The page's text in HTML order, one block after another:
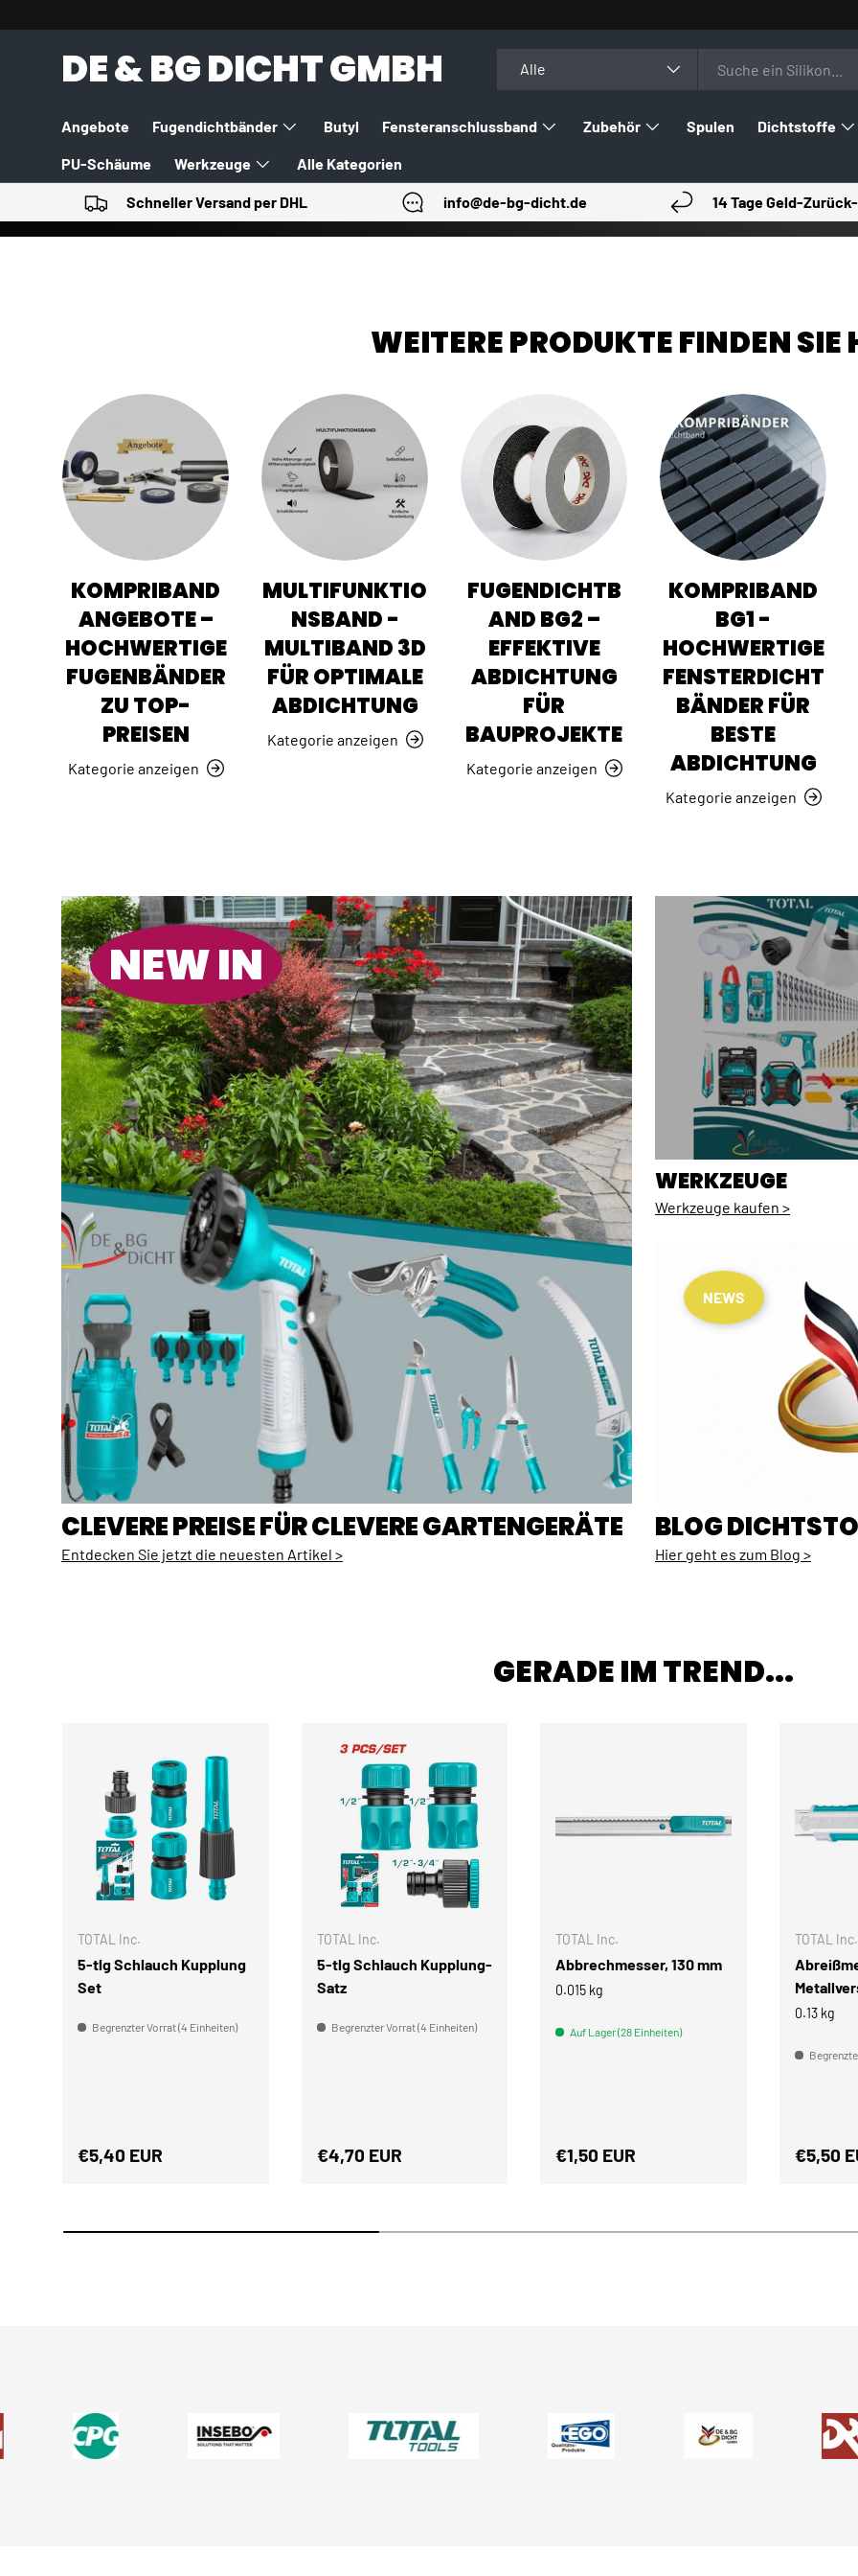
DIREKT ZUM INHALT
DE & BG DICHT GMBH Alle
Angebote Fugendichtbänder Butyl Fensteranschlussband Zubehör Spulen Dichtstoffe
PU-Schäume Werkzeuge Alle Kategorien
Schneller Versand per DHL info@de-bg-dicht.de 14 Tage Geld-
WEITERE PRODUKTE FINDEN SIE
KOMPRIBAND
ANGEBOTE –
HOCHWERTIGE
FUGENBÄNDER
ZU TOP-
PREISEN
Kategorie anzeigen
MULTIFUNKTIO
NSBAND -
MULTIBAND 3D
FÜR OPTIMALE
ABDICHTUNG
Kategorie anzeigen
FUGENDICHTB
AND BG2 –
EFFEKTIVE
ABDICHTUNG
FÜR
BAUPROJEKTE
Kategorie anzeigen
KOMPRIBAND
BG1 -
HOCHWERTIGE
FENSTERDICHT
BÄNDER FÜR
BESTE
ABDICHTUNG
Kategorie anzeigen
NEW IN
CLEVERE PREISE FÜR CLEVERE GARTENGERÄTE
Entdecken Sie jetzt die neuesten Artikel >
WERKZEUGE
Werkzeuge kaufen >
NEWS
BLOG
Hier geht es zum Blog >
GERADE IM TREND...
TOTAL Inc.
5-tlg Schlauch Kupplung
Set
Begrenzter Vorrat (4 Einheiten)
Normaler Preis
€5,40 EUR
IN DEN WARENKORB
TOTAL Inc.
5-tlg Schlauch Kupplung-
Satz
Begrenzter Vorrat (4 Einheiten)
Normaler Preis
€4,70 EUR
IN DEN WARENKORB
TOTAL Inc.
Abbrechmesser, 130 mm
0.015 kg
Auf Lager (28 Einheiten)
Normaler Preis
€1,50 EUR
TOTAL Inc.
0.13 kg
€5,50